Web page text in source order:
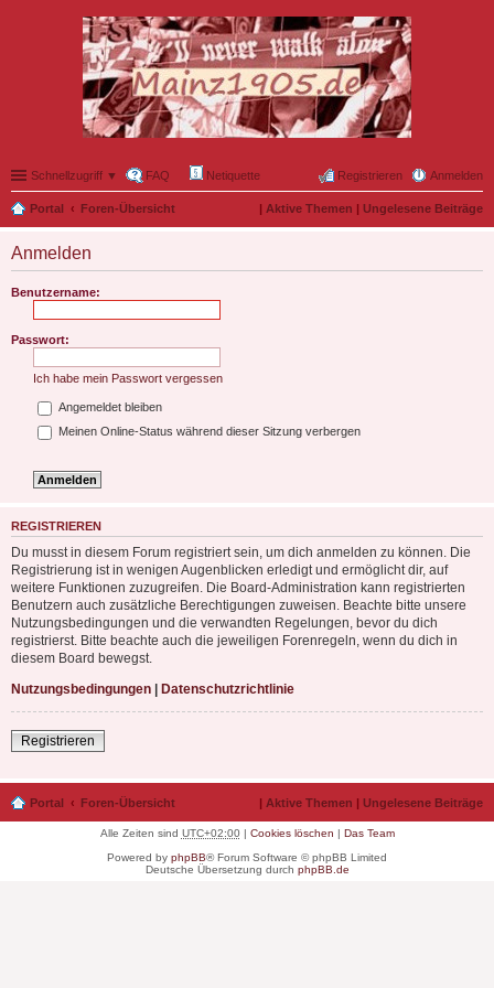
Schnellzugriff ▼ FAQ Netiquette Anmelden
Registrieren
Portal Foren-Übersicht | Aktive Themen | Ungelesene Beiträge
Anmelden
Benutzername:
Passwort:
Ich habe mein Passwort vergessen
Angemeldet bleiben
Meinen Online-Status während dieser Sitzung verbergen
REGISTRIEREN
Du musst in diesem Forum registriert sein, um dich anmelden zu können. Die
Registrierung ist in wenigen Augenblicken erledigt und ermöglicht dir, auf
weitere Funktionen zuzugreifen. Die Board-Administration kann registrierten
Benutzern auch zusätzliche Berechtigungen zuweisen. Beachte bitte unsere
Nutzungsbedingungen und die verwandten Regelungen, bevor du dich
registrierst. Bitte beachte auch die jeweiligen Forenregeln, wenn du dich in
diesem Board bewegst.
Nutzungsbedingungen | Datenschutzrichtlinie
Registrieren
Portal Foren-Übersicht | Aktive Themen | Ungelesene Beiträge
Alle Zeiten sind UTC+02:00| Cookies löschen | Das Team
Powered by phpBB® Forum Software © phpBB Limited
Deutsche Übersetzung durch phpBB.de